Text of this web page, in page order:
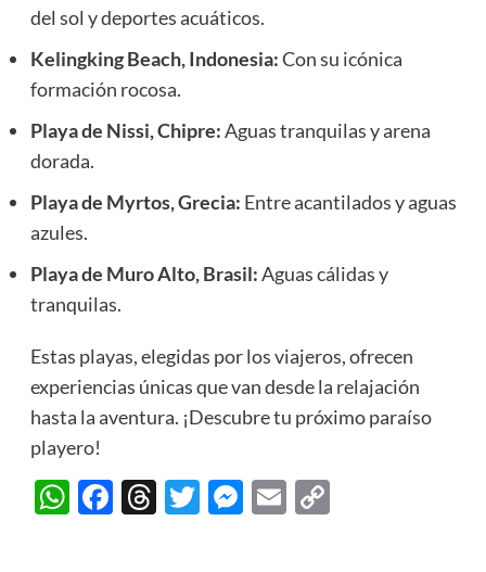
del sol y deportes acuáticos.
Kelingking Beach, Indonesia:Con su icónica
formación rocosa.
Playa de Nissi, Chipre:Aguas tranquilas y arena
dorada.
Playa de Myrtos, Grecia: Entre acantilados y aguas
azules.
Playa de Muro Alto, Brasil:Aguas cálidas y
tranquilas.
Estas playas, elegidas por los viajeros, ofrecen
experiencias únicas que van desde la relajación
hasta la aventura. ¡Descubre tu próximo paraíso
playero!
WhatsApp
Facebook
Threads
Twitter
Messenger
EmailCopy